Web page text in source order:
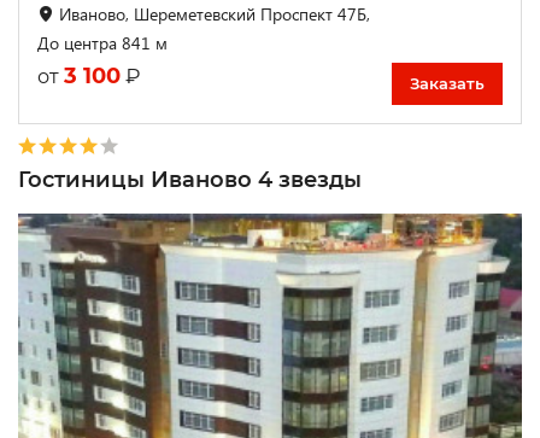
Иваново, Шереметевский Проспект 47Б,
До центра 841 м
от 3 100 ₽ Заказать
Гостиницы Иваново 4 звезды